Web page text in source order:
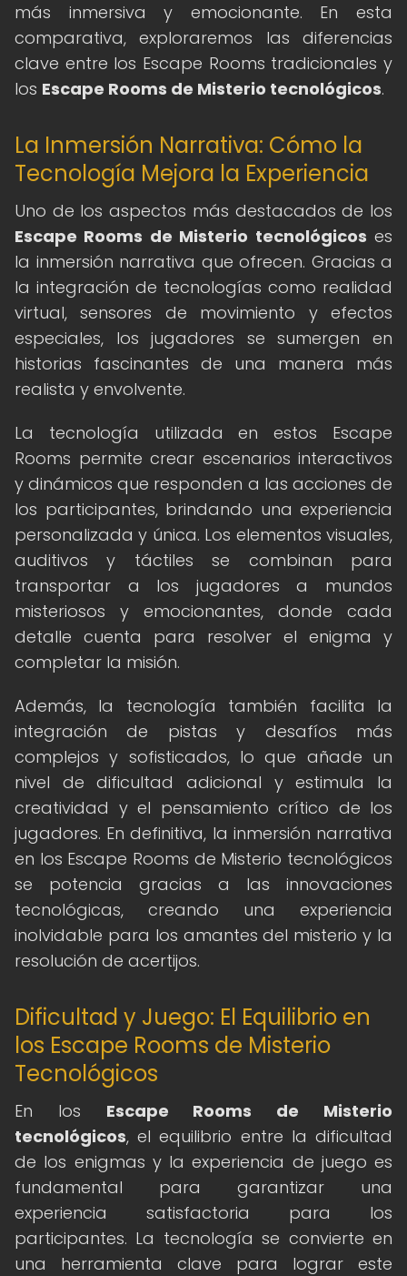
más inmersiva y emocionante. En esta
comparativa, exploraremos las diferencias
clave entre los Escape Rooms tradicionales y
los Escape Rooms de Misterio tecnológicos.
La Inmersión Narrativa: Cómo la
Tecnología Mejora la Experiencia
Uno de los aspectos más destacados de los
Escape Rooms de Misterio tecnológicos es
la inmersión narrativa que ofrecen. Gracias a
la integración de tecnologías como realidad
virtual, sensores de movimiento y efectos
especiales, los jugadores se sumergen en
historias fascinantes de una manera más
realista y envolvente.
La tecnología utilizada en estos Escape
Rooms permite crear escenarios interactivos
y dinámicos que responden a las acciones de
los participantes, brindando una experiencia
personalizada y única. Los elementos visuales,
auditivos y táctiles se combinan para
transportar a los jugadores a mundos
misteriosos y emocionantes, donde cada
detalle cuenta para resolver el enigma y
completar la misión.
Además, la tecnología también facilita la
integración de pistas y desafíos más
complejos y sofisticados, lo que añade un
nivel de dificultad adicional y estimula la
creatividad y el pensamiento crítico de los
jugadores. En definitiva, la inmersión narrativa
en los Escape Rooms de Misterio tecnológicos
se potencia gracias a las innovaciones
tecnológicas, creando una experiencia
inolvidable para los amantes del misterio y la
resolución de acertijos.
Dificultad y Juego: El Equilibrio en
los Escape Rooms de Misterio
Tecnológicos
En los Escape Rooms de Misterio
tecnológicos, el equilibrio entre la dificultad
de los enigmas y la experiencia de juego es
fundamental para garantizar una
experiencia satisfactoria para los
participantes. La tecnología se convierte en
una herramienta clave para lograr este